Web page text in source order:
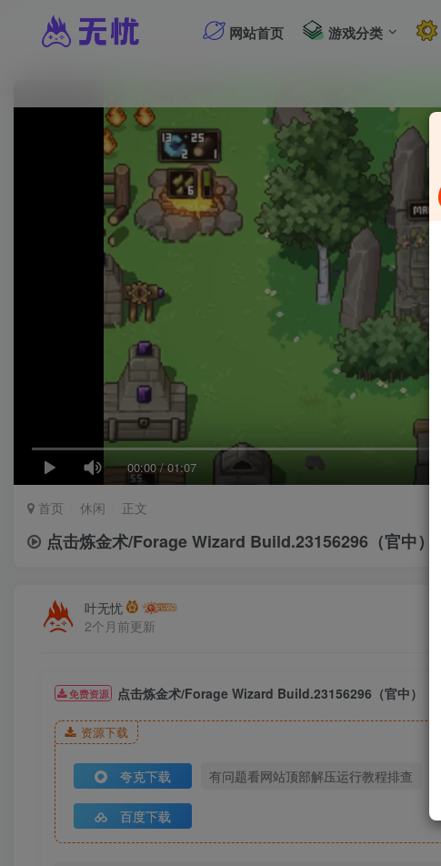
网站首页 游戏分类
00:00/01:07
首页 休闲 正文
点击炼金术/Forage Wizard Build.23156296（官中）
叶无忧
2个月前更新
免费资源 点击炼金术/Forage Wizard Build.23156296（官中）
资源下载
夸克下载 有问题看网站顶部解压运行教程排查
百度下载